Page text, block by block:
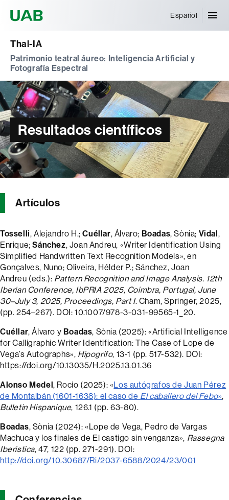
Español
Thal-IA
Patrimonio teatral áureo: Inteligencia Artificial y
Fotografía Espectral
Resultados científicos
Artículos
Tosselli, Alejandro H.;Cuéllar, Álvaro; Boadas, Sònia; Vidal,
Enrique;Sánchez, Joan Andreu, «Writer Identification Using
Simplified Handwritten Text Recognition Models», en
Gonçalves, Nuno; Oliveira, Hélder P.; Sánchez, Joan
Andreu (eds.): Pattern Recognition and Image Analysis. 12th
Iberian Conference, IbPRIA 2025, Coimbra, Portugal, June
30–July 3, 2025, Proceedings, Part I. Cham, Springer, 2025,
(pp. 254–267). DOI: 10.1007/978-3-031-99565-1_20.
Cuéllar, Álvaro y Boadas, Sònia (2025): «Artificial Intelligence
for Calligraphic Writer Identification: The Case of Lope de
Vega’s Autographs», Hipogrifo, 13-1 (pp. 517-532). DOI:
https://doi.org/10.13035/H.2025.13.01.36
Alonso Medel, Rocío (2025): «Los autógrafos de Juan Pérez
de Montalbán (1601-1638): el caso de El caballero del Febo»,
Bulletin Hispanique, 126.1 (pp. 63-80).
Boadas, Sònia (2024): «Lope de Vega, Pedro de Vargas
Machuca y los finales de El castigo sin venganza», Rassegna
Iberistica, 47, 122 (pp. 271-291). DOI:
http://doi.org/10.30687/Ri/2037-6588/2024/23/001